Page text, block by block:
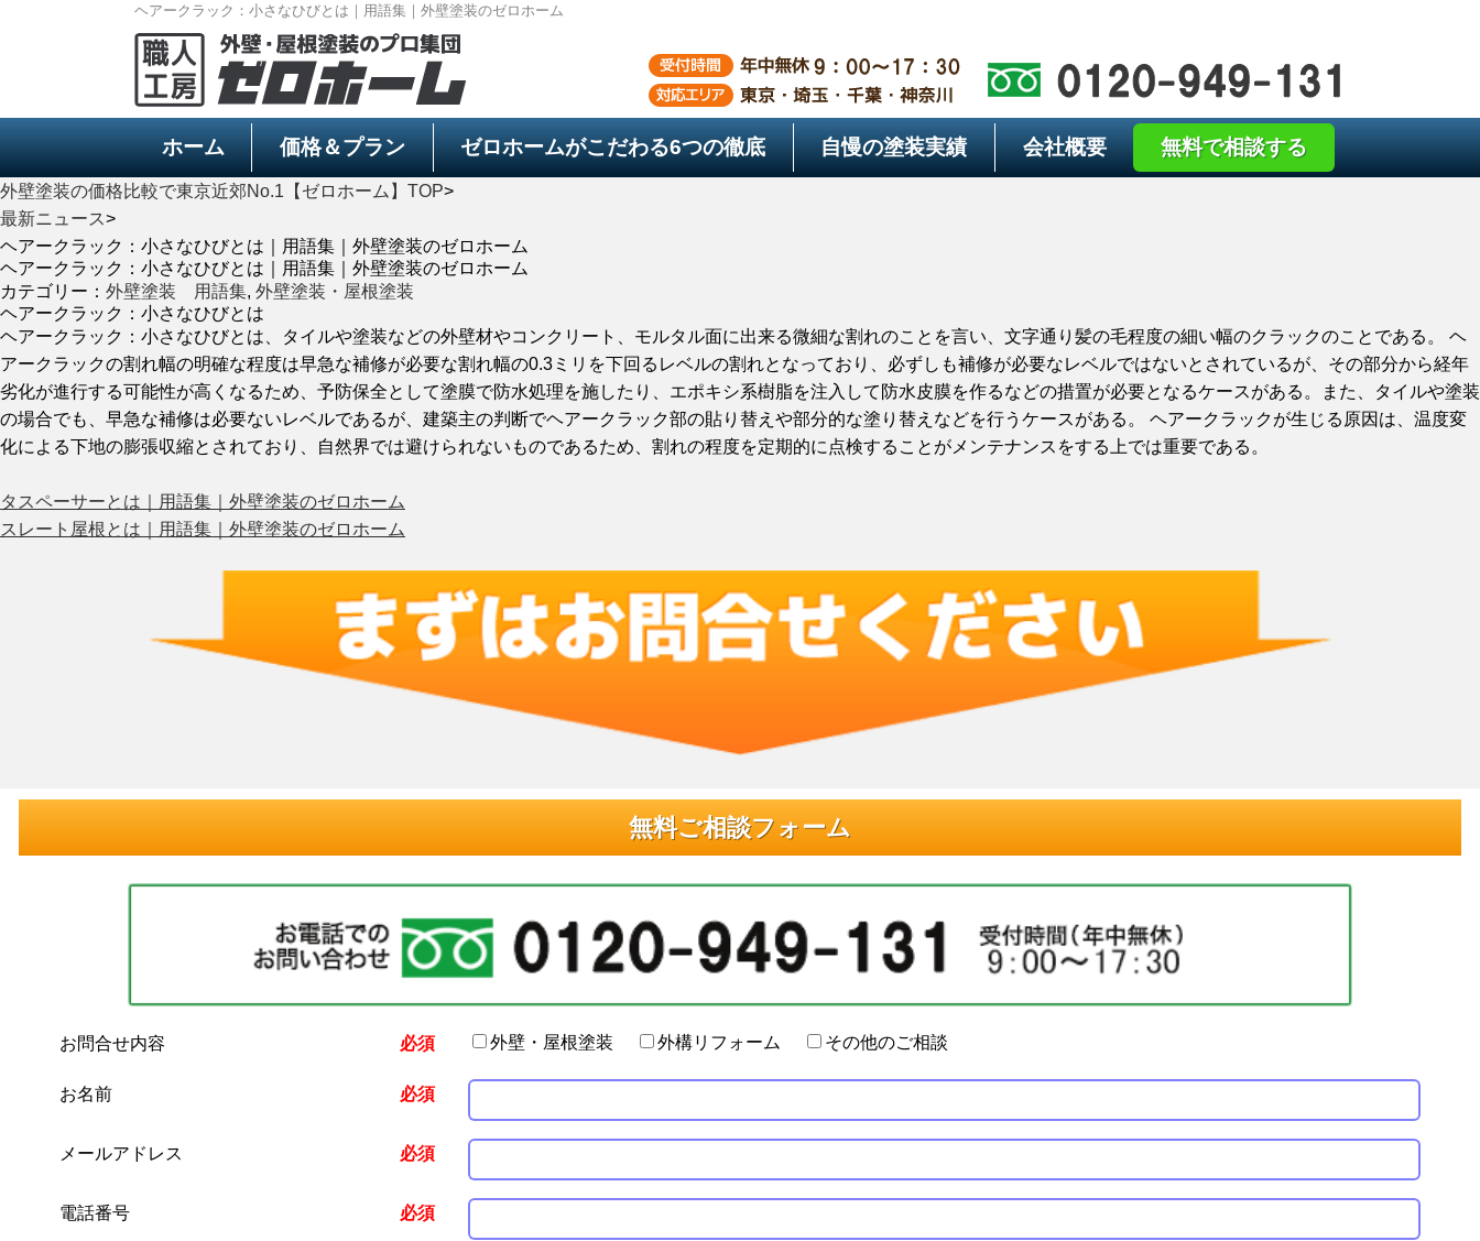
ヘアークラック：小さなひびとは｜用語集｜外壁塗装のゼロホーム
ホーム 価格＆プラン ゼロホームがこだわる6つの徹底 自慢の塗装実績 会社概要 無料で相談する
外壁塗装の価格比較で東京近郊No.1【ゼロホーム】TOP>
最新ニュース>
ヘアークラック：小さなひびとは｜用語集｜外壁塗装のゼロホーム
ヘアークラック：小さなひびとは｜用語集｜外壁塗装のゼロホーム
カテゴリー： 外壁塗装 用語集, 外壁塗装・屋根塗装
ヘアークラック：小さなひびとは
ヘアークラック：小さなひびとは、タイルや塗装などの外壁材やコンクリート、モルタル面に出来る微細な割れのことを言い、文字通り髪の毛程度の細い幅のクラックのことである。 ヘ
アークラックの割れ幅の明確な程度は早急な補修が必要な割れ幅の0.3ミリを下回るレベルの割れとなっており、必ずしも補修が必要なレベルではないとされているが、その部分から経年
劣化が進行する可能性が高くなるため、予防保全として塗膜で防水処理を施したり、エポキシ系樹脂を注入して防水皮膜を作るなどの措置が必要となるケースがある。また、タイルや塗装
の場合でも、早急な補修は必要ないレベルであるが、建築主の判断でヘアークラック部の貼り替えや部分的な塗り替えなどを行うケースがある。 ヘアークラックが生じる原因は、温度変
化による下地の膨張収縮とされており、自然界では避けられないものであるため、割れの程度を定期的に点検することがメンテナンスをする上では重要である。
タスペーサーとは｜用語集｜外壁塗装のゼロホーム
スレート屋根とは｜用語集｜外壁塗装のゼロホーム
無料ご相談フォーム
お問合せ内容 必須 外壁・屋根塗装 外構リフォーム その他のご相談
お名前 必須
メールアドレス 必須
電話番号 必須